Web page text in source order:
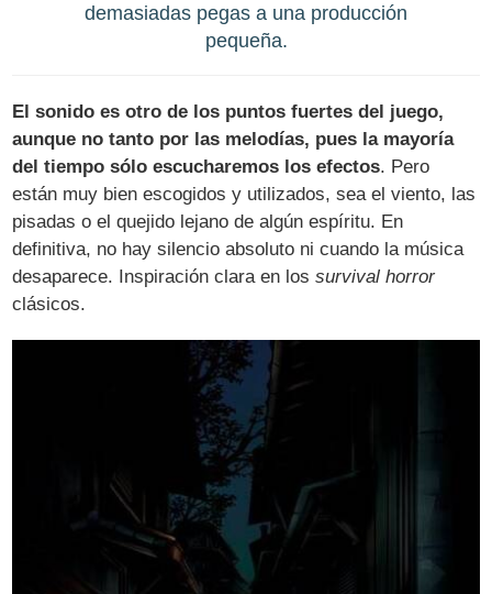
demasiadas pegas a una producción
pequeña.
El sonido es otro de los puntos fuertes del juego,
aunque no tanto por las melodías, pues la mayoría
del tiempo sólo escucharemos los efectos. Pero
están muy bien escogidos y utilizados, sea el viento, las
pisadas o el quejido lejano de algún espíritu. En
definitiva, no hay silencio absoluto ni cuando la música
desaparece. Inspiración clara en lossurvival horror
clásicos.